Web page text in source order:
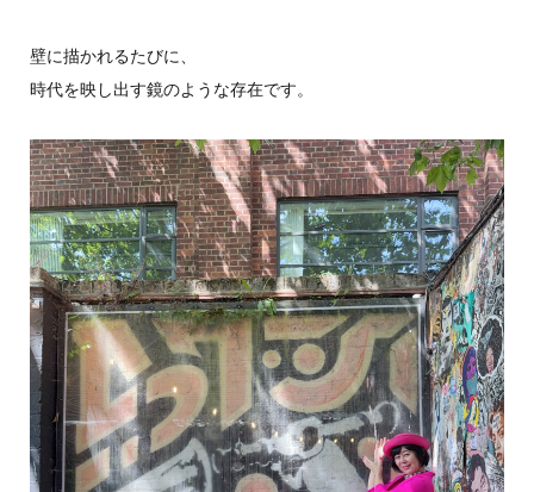
壁に描かれるたびに、
時代を映し出す鏡のような存在です。